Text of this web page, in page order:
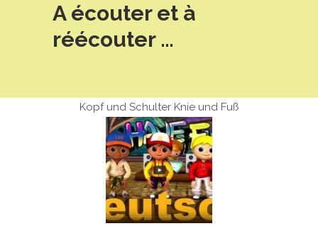
A écouter et à
réécouter …
Kopf und Schulter Knie und Fuß